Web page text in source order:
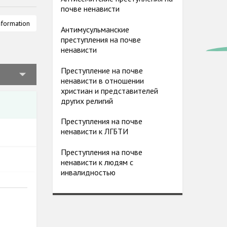
как
почве ненависти
Антимусульманские
преступления на почве
ненависти
Преступление на почве
ненависти в отношении
христиан и представителей
других религий
Преступления на почве
ненависти к ЛГБТИ
Преступления на почве
ненависти к людям с
инвалидностью